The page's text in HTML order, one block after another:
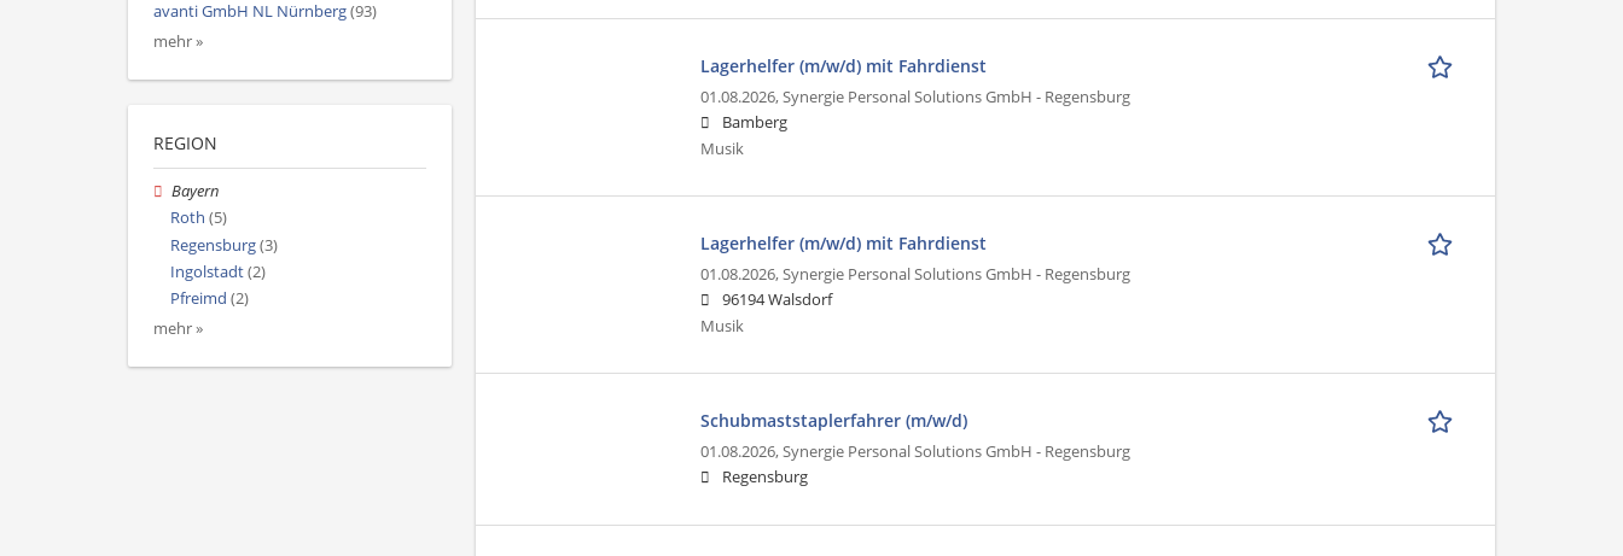
Lagerhelfer (m/w/d) mit Fahrdienst
01.08.2026,Synergie Personal Solutions GmbH - Regensburg
Bamberg
Musik
Lagerhelfer (m/w/d) mit Fahrdienst
01.08.2026,Synergie Personal Solutions GmbH - Regensburg
96194 Walsdorf
Musik
Schubmaststaplerfahrer (m/w/d)
01.08.2026,Synergie Personal Solutions GmbH - Regensburg
Regensburg
avanti GmbH NL Nürnberg(93)
mehr »
REGION
Bayern
Roth (5)
Regensburg(3)
Ingolstadt(2)
Pfreimd (2)
mehr »